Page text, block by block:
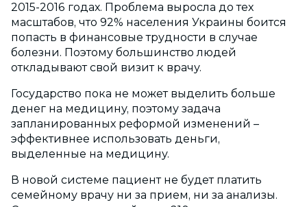
2015-2016 годах. Проблема выросла до тех
масштабов, что 92% населения Украины боится
попасть в финансовые трудности в случае
болезни. Поэтому большинство людей
откладывают свой визит к врачу.
Государство пока не может выделить больше
денег на медицину, поэтому задача
запланированных реформой изменений –
эффективнее использовать деньги,
выделенные на медицину.
В новой системе пациент не будет платить
семейному врачу ни за прием, ни за анализы.